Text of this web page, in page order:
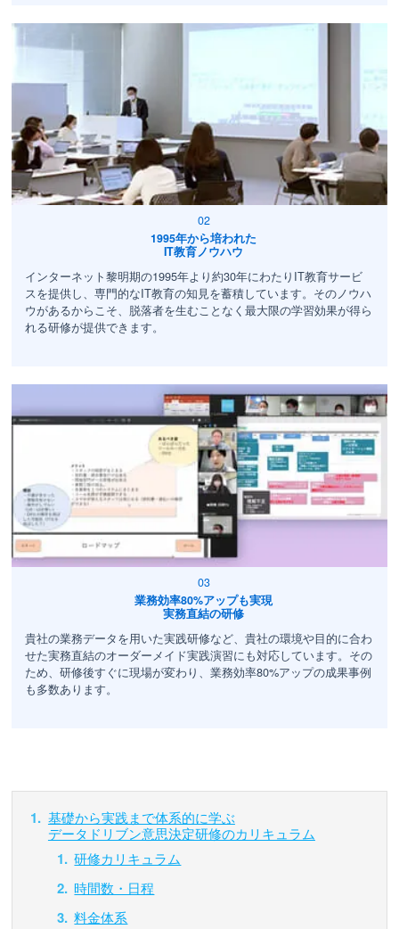
1995年から培われた
IT教育ノウハウ
インターネット黎明期の1995年より約30年にわたりIT教育サービ
スを提供し、専門的なIT教育の知見を蓄積しています。そのノウハ
ウがあるからこそ、脱落者を生むことなく最大限の学習効果が得ら
れる研修が提供できます。
業務効率80%アップも実現
実務直結の研修
貴社の業務データを用いた実践研修など、貴社の環境や目的に合わ
せた実務直結のオーダーメイド実践演習にも対応しています。その
ため、研修後すぐに現場が変わり、業務効率80%アップの成果事例
も多数あります。
基礎から実践まで体系的に学ぶ
データドリブン意思決定研修のカリキュラム
研修カリキュラム
時間数・日程
料金体系